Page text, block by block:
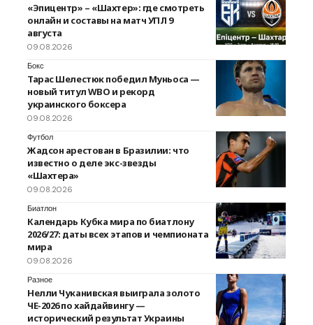
«Эпицентр» – «Шахтер»: где смотреть
онлайн и составы на матч УПЛ 9
августа
09.08.2026
Бокс
Тарас Шелестюк победил Муньоса —
новый титул WBO и рекорд
украинского боксера
09.08.2026
Футбол
Жадсон арестован в Бразилии: что
известно о деле экс-звезды
«Шахтера»
09.08.2026
Биатлон
Календарь Кубка мира по биатлону
2026/27: даты всех этапов и чемпионата
мира
09.08.2026
Разное
Нелли Чуканивская выиграла золото
ЧЕ-2026 по хайдайвингу —
исторический результат Украины